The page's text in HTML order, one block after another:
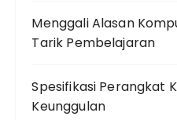
Menggali Alasan
Tarik Pembelajaran
Spesifikasi Perangkat
Keunggulan